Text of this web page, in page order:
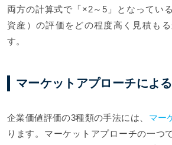
両方の計算式で「×2～5」となってい
資産）の評価をどの程度高く見積も
す。
マーケットアプローチによ
企業価値評価の3種類の手法には、 マー
ります。マーケットアプローチの一つ